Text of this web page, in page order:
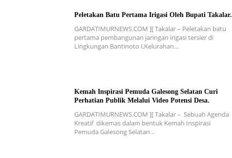
Peletakan Batu Pertama Irigasi Oleh Bupati Takalar.
GARDATIMURNEWS.COM ][ Takalar – Peletakan batu
pertama pembangunan jaringan irigasi tersier di
Lingkungan Bantinoto I,Kelurahan…
Kemah Inspirasi Pemuda Galesong Selatan Curi
Perhatian Publik Melalui Video Potensi Desa.
GARDATIMURNEWS.COM ][ Takalar – Sebuah Agenda
Kreatif dikemas dalam bentuk Kemah Inspirasi
Pemuda Galesong Selatan…